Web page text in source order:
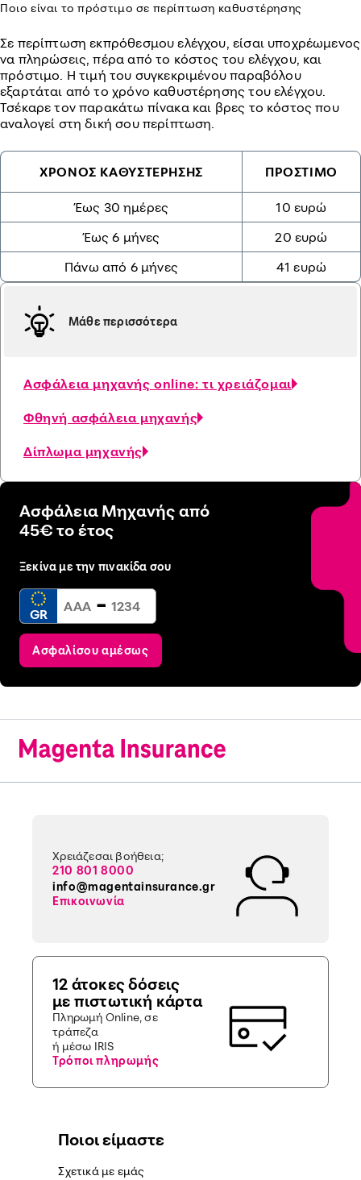
Ποιο είναι το πρόστιμο σε περίπτωση καθυστέρησης
Σε περίπτωση εκπρόθεσμου ελέγχου, είσαι υποχρέωμενος
να πληρώσεις, πέρα από το κόστος του ελέγχου, και
πρόστιμο. Η τιμή του συγκεκριμένου παραβόλου
εξαρτάται από το χρόνο καθυστέρησης του ελέγχου.
Τσέκαρε τον παρακάτω πίνακα και βρες το κόστος που
αναλογεί στη δική σου περίπτωση.
ΧΡΟΝΟΣ ΚΑΘΥΣΤΕΡΗΣΗΣ ΠΡΟΣΤΙΜΟ
Έως 30 ημέρες
10 ευρώ
Έως 6 μήνες
20 ευρώ
Πάνω από 6 μήνες
41 ευρώ
Μάθε περισσότερα
Ασφάλεια μηχανής online: τι χρειάζομαι
Φθηνή ασφάλεια μηχανής
Δίπλωμα μηχανής
Ασφάλεια Μηχανής από
45€ το έτος
Ξεκίνα με την πινακίδα σου
GR -
Ασφαλίσου αμέσως
Ποιοι είμαστε
Σχετικά με εμάς
Χρειάζεσαι βοήθεια;
210 801 8000
info@magentainsurance.gr
Επικοινωνία
12 άτοκες δόσεις
με πιστωτική κάρτα
Πληρωμή Online, σε
τράπεζα
ή μέσω IRIS
Τρόποι πληρωμής